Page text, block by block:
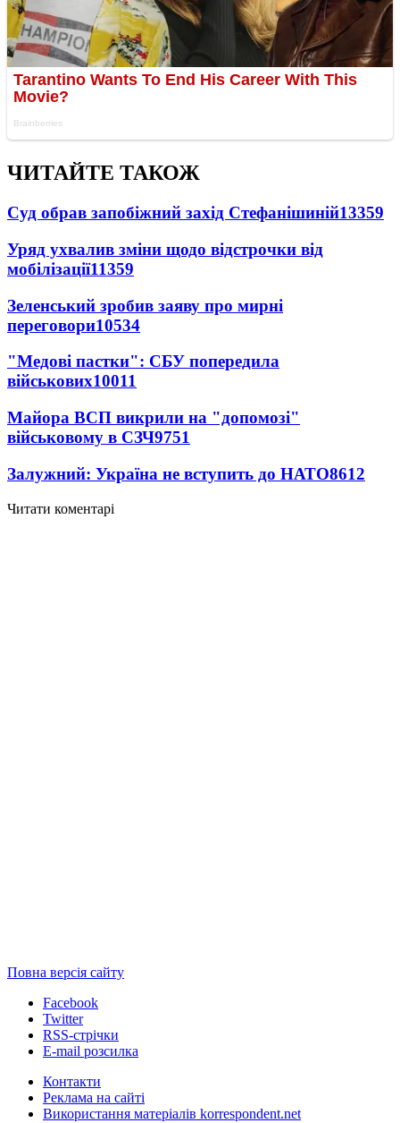
ЧИТАЙТЕ ТАКОЖ
Суд обрав запобіжний захід Стефанішиній13359
Уряд ухвалив зміни щодо відстрочки від
мобілізації11359
Зеленський зробив заяву про мирні
переговори10534
"Медові пастки": СБУ попередила
військових10011
Майора ВСП викрили на "допомозі"
військовому в СЗЧ9751
Залужний: Україна не вступить до НАТО8612
Читати коментарі
Повна версія сайту
Facebook
Twitter
RSS-стрічки
E-mail розсилка
Контакти
Реклама на сайті
Використання матеріалів korrespondent.net